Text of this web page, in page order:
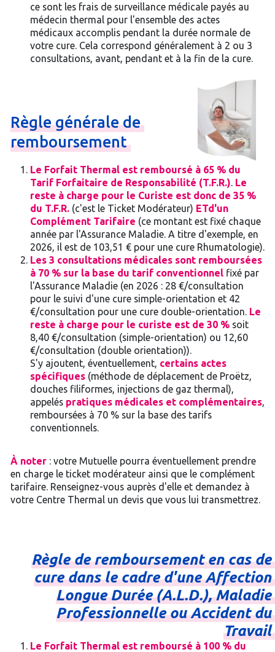
ce sont les frais de surveillance médicale payés au
médecin thermal pour l'ensemble des actes
médicaux accomplis pendant la durée normale de
votre cure. Cela correspond généralement à 2 ou 3
consultations, avant, pendant et à la fin de la cure.
Règlegénéralede
remboursement
Le Forfait Thermal est remboursé à 65 % du
Tarif Forfaitaire de Responsabilité (T.F.R.). Le
reste à charge pour le Curiste est donc de 35 %
du T.F.R.(c'est le Ticket Modérateur) ETd'un
Complément Tarifaire (ce montant est fixé chaque
année par l'Assurance Maladie. A titre d'exemple, en
2026, il est de 103,51 € pour une cure Rhumatologie).
Les 3 consultations médicales sont remboursées
à 70 % sur la base du tarif conventionnelfixé par
l'Assurance Maladie (en 2026 : 28 €/consultation
pour le suivi d'une cure simple-orientation et 42
€/consultation pour une cure double-orientation. Le
reste à charge pour le curiste est de 30 %soit
8,40 €/consultation (simple-orientation) ou 12,60
€/consultation (double orientation)).
S'y ajoutent, éventuellement, certains actes
spécifiques(méthode de déplacement de Proëtz,
douches filiformes, injections de gaz thermal),
appelés pratiques médicales et complémentaires,
remboursées à 70 % sur la base des tarifs
conventionnels.
À noter: votre Mutuelle pourra éventuellement prendre
en charge le ticket modérateur ainsi que le complément
tarifaire. Renseignez-vous auprès d'elle et demandez à
votre Centre Thermal un devis que vous lui transmettrez.
Règlederemboursementencasde
curedanslecadred'uneAffection
LongueDurée(A.L.D.),Maladie
ProfessionnelleouAccidentdu
Travail
Le Forfait Thermal est remboursé à 100 % du